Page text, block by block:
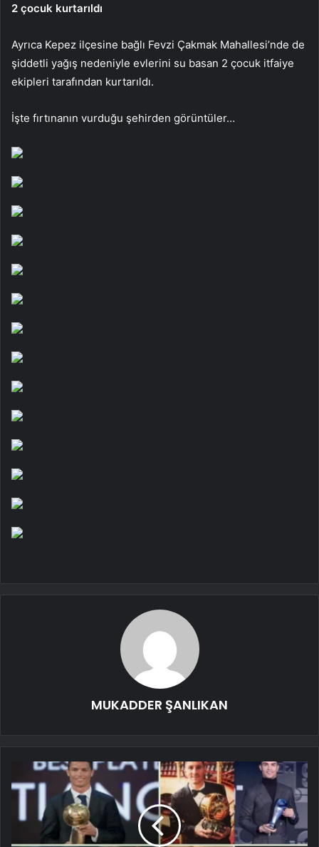
2 çocuk kurtarıldı
Ayrıca Kepez ilçesine bağlı Fevzi Çakmak Mahallesi’nde de
şiddetli yağış nedeniyle evlerini su basan 2 çocuk itfaiye
ekipleri tarafından kurtarıldı.
İşte fırtınanın vurduğu şehirden görüntüler…
MUKADDER ŞANLIKAN